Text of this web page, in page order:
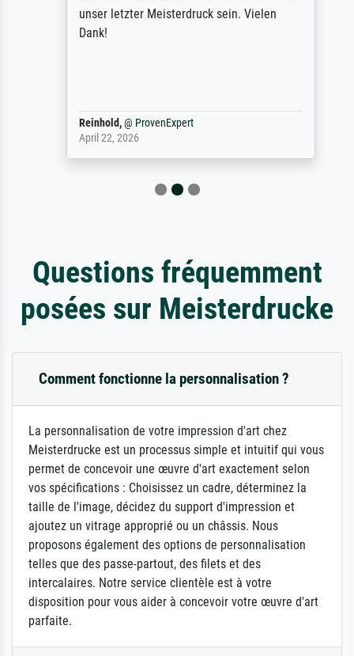
unser letzter Meisterdruck sein. Vielen
Dank!
Reinhold,@ProvenExpert
April 22, 2026
Questions fréquemment
posées sur Meisterdrucke
Comment fonctionne la personnalisation ?
La personnalisation de votre impression d'art chez
Meisterdrucke est un processus simple et intuitif qui vous
permet de concevoir une œuvre d'art exactement selon
vos spécifications : Choisissez un cadre, déterminez la
taille de l'image, décidez du support d'impression et
ajoutez un vitrage approprié ou un châssis. Nous
proposons également des options de personnalisation
telles que des passe-partout, des filets et des
intercalaires. Notre service clientèle est à votre
disposition pour vous aider à concevoir votre œuvre d'art
parfaite.